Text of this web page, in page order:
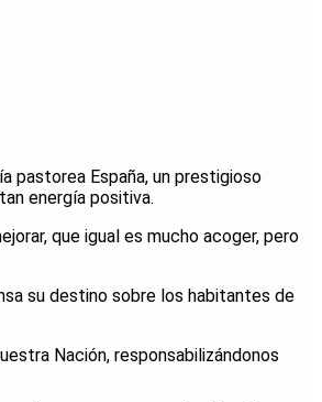
pastorea España, un prestigioso
energía positiva.
que igual es mucho acoger, pero
su destino sobre los habitantes de
Nación, responsabilizándonos